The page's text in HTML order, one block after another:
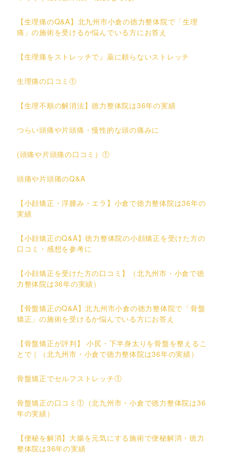
【生理痛のQ&A】北九州市小倉の徳力整体院で「生理
痛」の施術を受けるか悩んでいる方にお答え
【生理痛をストレッチで』薬に頼らないストレッチ
生理痛の口コミ①
【生理不順の解消法】徳力整体院は36年の実績
つらい頭痛や片頭痛・慢性的な頭の痛みに
(頭痛や片頭痛の口コミ）①
頭痛や片頭痛のQ&A
【小顔矯正・浮腫み・エラ】小倉で徳力整体院は36年の
実績
【小顔矯正のQ&A】徳力整体院の小顔矯正を受けた方の
口コミ・感想を参考に
【小顔矯正を受けた方の口コミ】（北九州市・小倉で徳
力整体院は36年の実績）
【骨盤矯正のQ&A】北九州市小倉の徳力整体院で「骨盤
矯正」の施術を受けるか悩んでいる方にお答え
【骨盤矯正が評判】 小尻・下半身太りを骨盤を整えるこ
とで｜（北九州市・小倉で徳力整体院は36年の実績）
骨盤矯正でセルフストレッチ①
骨盤矯正の口コミ①（北九州市・小倉で徳力整体院は36
年の実績）
【便秘を解消】大腸を元気にする施術で便秘解消・徳力
整体院は36年の実績